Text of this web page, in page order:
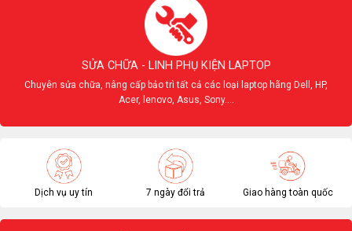
SỬA CHỮA - LINH PHỤ KIỆN LAPTOP
Chuyên sửa chữa, nâng cấp bảo trì tất cả các loại laptop hãng Dell, HP,
Acer, lenovo, Asus, Sony....
Dịch vụ uy tín 7 ngày đổi trả Giao hàng toàn quốc